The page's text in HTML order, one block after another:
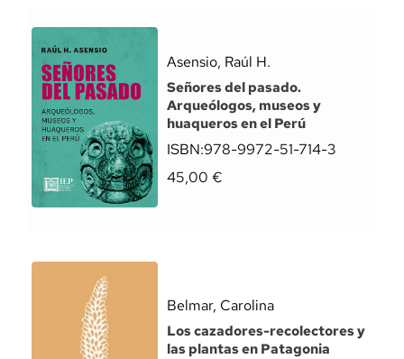
Asensio, Raúl H.
Señores del pasado.
Arqueólogos, museos y
huaqueros en el Perú
ISBN:978-9972-51-714-3
45,00 €
Belmar, Carolina
Los cazadores-recolectores y
las plantas en Patagonia